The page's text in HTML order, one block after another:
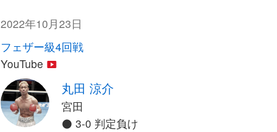
2022年10月23日
フェザー級4回戦
YouTube
丸田 涼介
宮田
3-0 判定負け